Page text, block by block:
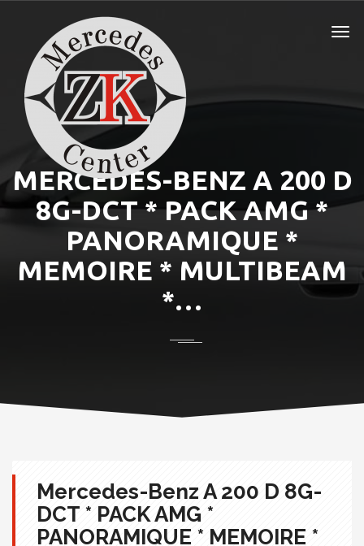
MERCEDES-BENZ A 200 D
8G-DCT * PACK AMG *
PANORAMIQUE *
MEMOIRE * MULTIBEAM
*…
Mercedes-Benz A 200 D 8G-
DCT * PACK AMG *
PANORAMIQUE * MEMOIRE *